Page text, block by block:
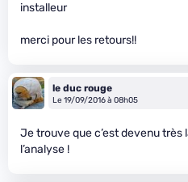
installeur
merci pour les retours!!
le duc rouge
Le 19/09/2016 à 08h05
Je trouve que c’est devenu très
l’analyse !